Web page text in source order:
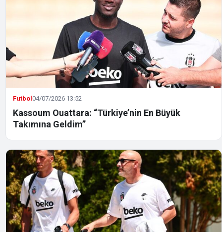
Futbol04/07/2026 13:52
Kassoum Ouattara: “Türkiye’nin En Büyük
Takımına Geldim”